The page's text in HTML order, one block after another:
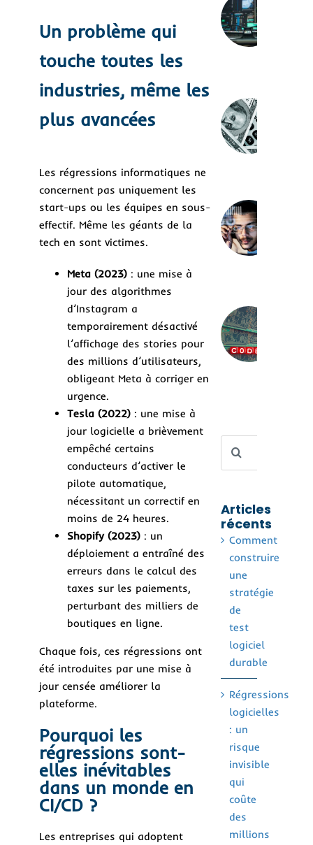
Un problème qui
touche toutes les
industries, même les
plus avancées
Les régressions informatiques ne
concernent pas uniquement les
start-ups ou les équipes en sous-
effectif. Même les géants de la
tech en sont victimes.
Meta (2023): une mise à
jour des algorithmes
d’Instagram a
temporairement désactivé
l’affichage des stories pour
des millions d’utilisateurs,
obligeant Meta à corriger en
urgence.
Tesla (2022): une mise à
jour logicielle a brièvement
empêché certains
conducteurs d’activer le
pilote automatique,
nécessitant un correctif en
moins de 24 heures.
Shopify (2023): un
déploiement a entraîné des
erreurs dans le calcul des
taxes sur les paiements,
perturbant des milliers de
boutiques en ligne.
Chaque fois, ces régressions ont
été introduites par une mise à
jour censée améliorer la
plateforme.
Pourquoi les
régressions sont-
elles inévitables
dans un monde en
CI/CD ?
Les entreprises qui adoptent
Articles
récents
Comment
construire
une
stratégie
de
test
logiciel
durable
Régressions
logicielles
: un
risque
invisible
qui
coûte
des
millions